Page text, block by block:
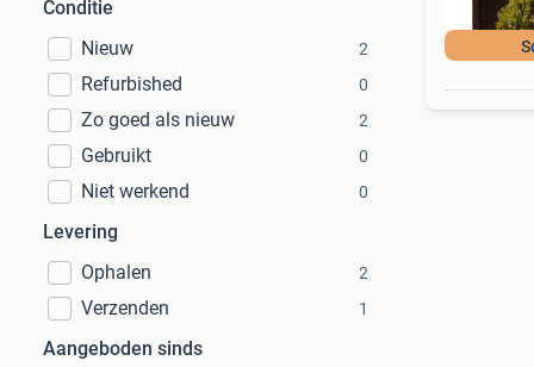
Conditie
Nieuw
2
Refurbished 0
Zo goed als nieuw 2
Gebruikt 0
Niet werkend 0
Levering
Ophalen
2
Verzenden 1
Aangeboden sinds